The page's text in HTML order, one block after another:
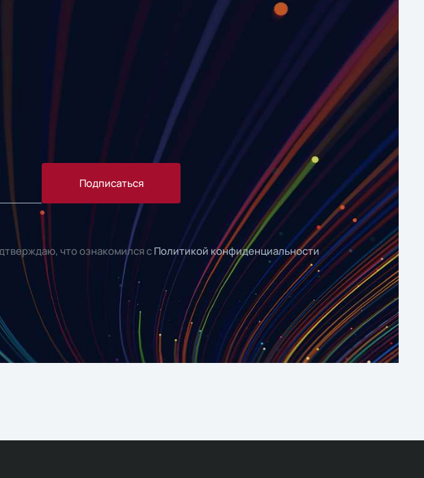
Подписаться
что ознакомился с Политикой конфиденциальности